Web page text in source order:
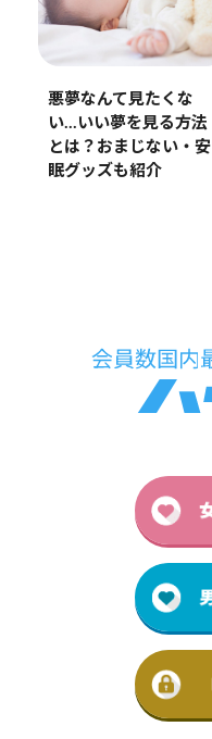
悪夢なんて見たくな
い…いい夢を見る方法
とは？おまじない・安
眠グッズも紹介